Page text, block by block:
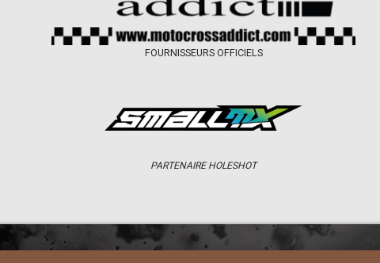
FOURNISSEURS OFFICIELS
PARTENAIRE HOLESHOT